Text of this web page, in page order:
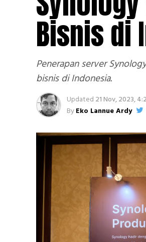
Bisnis di
Penerapan server
bisnis di Indonesia.
Updated 21 Nov, 2023,
ByEko Lannue Ardy